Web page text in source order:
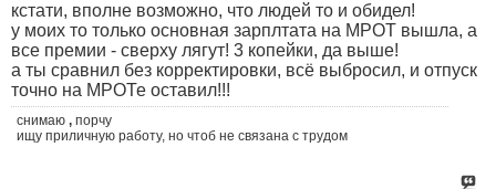
кстати, вполне возможно, что людей то и обидел!
у моих то только основная зарплтата на МРОТ вышла, а
все премии - сверху лягут! 3 копейки, да выше!
а ты сравнил без корректировки, всё выбросил, и отпуск
точно на МРОТе оставил!!!
снимаю , порчу
ищу приличную работу, но чтоб не связана с трудом